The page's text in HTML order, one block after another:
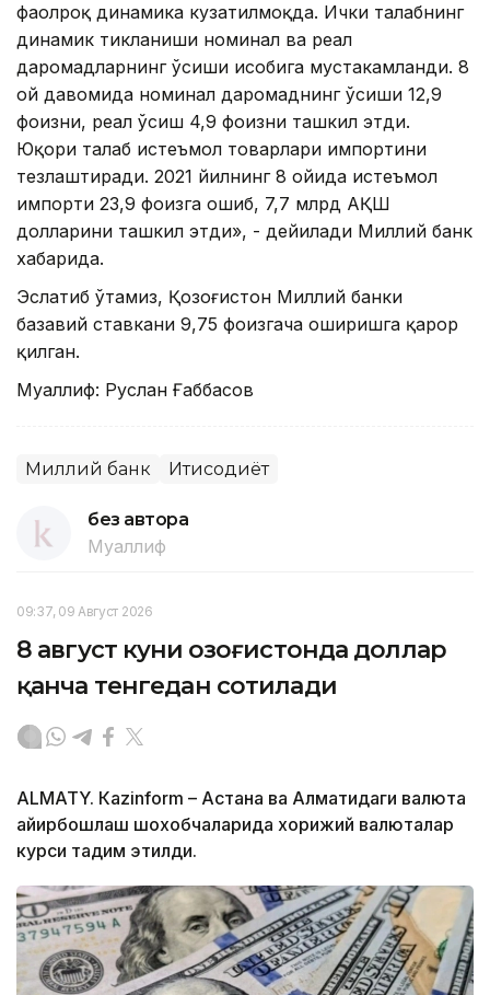
фаолроқ динамика кузатилмоқда. Ички талабнинг
динамик тикланиши номинал ва реал
даромадларнинг ўсиши ҳисобига мустаҳкамланди. 8
ой давомида номинал даромаднинг ўсиши 12,9
фоизни, реал ўсиш 4,9 фоизни ташкил этди.
Юқори талаб истеъмол товарлари импортини
тезлаштиради. 2021 йилнинг 8 ойида истеъмол
импорти 23,9 фоизга ошиб, 7,7 млрд AҚШ
долларини ташкил этди», - дейилади Миллий банк
хабарида.
Эслатиб ўтамиз, Қозоғистон Миллий банки
базавий ставкани 9,75 фоизгача оширишга қарор
қилган.
Муаллиф: Руслан Ғаббасов
Миллий банк Иқтисодиёт
без автора
Муаллиф
09:37, 09 Август 2026
8 август куни Қозоғистонда доллар
қанча тенгедан сотилади
ALMATY. Кazinform – Астана ва Алматидаги валюта
айирбошлаш шохобчаларида хорижий валюталар
курси тақдим этилди.